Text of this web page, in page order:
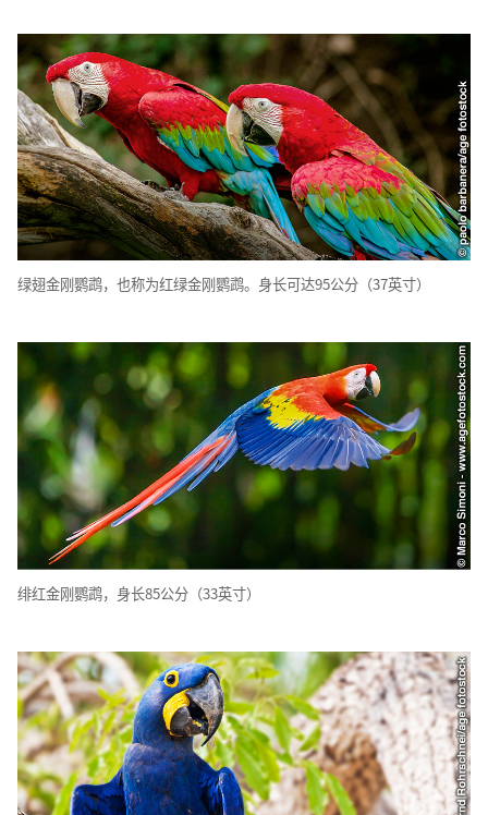
绿翅金刚鹦鹉，也称为红绿金刚鹦鹉。身长可达95公分（37英寸）
绯红金刚鹦鹉，身长85公分（33英寸）